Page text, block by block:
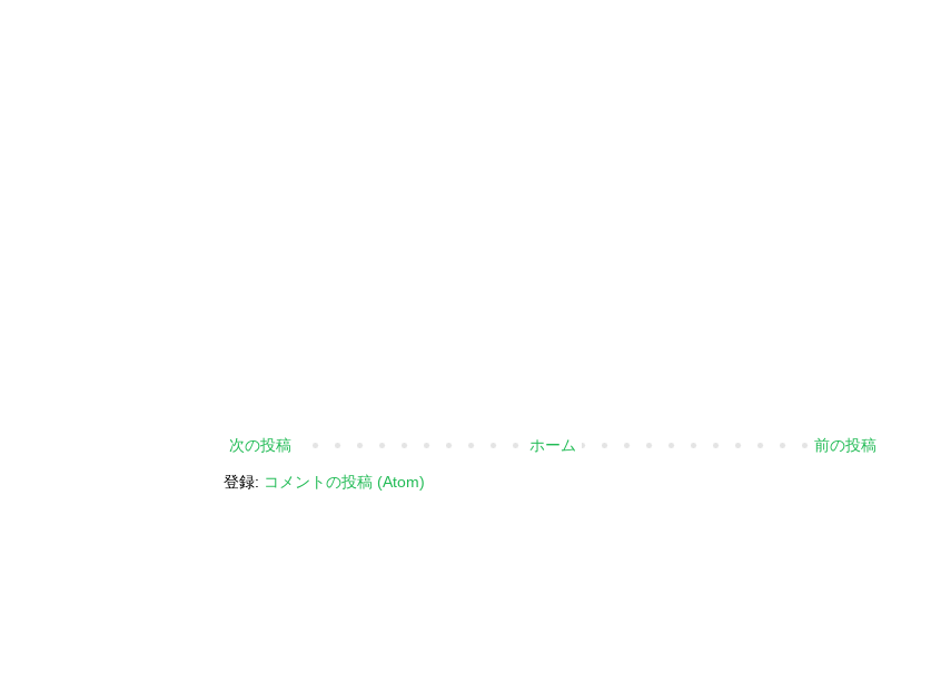
次の投稿 前の投稿
ホーム
登録: コメントの投稿 (Atom)